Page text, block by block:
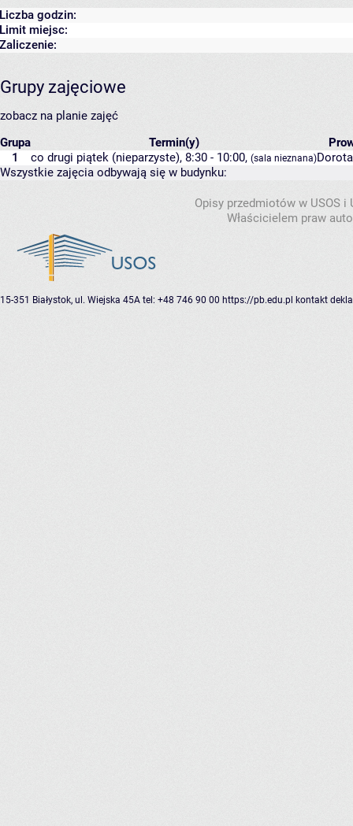
Liczba godzin:
Limit miejsc:
Zaliczenie:
Grupy zajęciowe
zobacz na planie zajęć
Grupa
Termin(y)
1
co drugi piątek (nieparzyste), 8:30 - 10:00, (sala nieznana)
Wszystkie zajęcia odbywają się w budynku:
Opisy przedmiotów w USOS
Właścicielem praw
15-351 Białystok, ul. Wiejska 45A tel: +48 746 90 00 https://pb.edu.pl kontakt